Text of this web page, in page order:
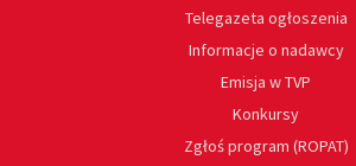
Telegazeta ogłoszenia
Informacje o nadawcy
Emisja w TVP
Konkursy
Zgłoś program (ROPAT)